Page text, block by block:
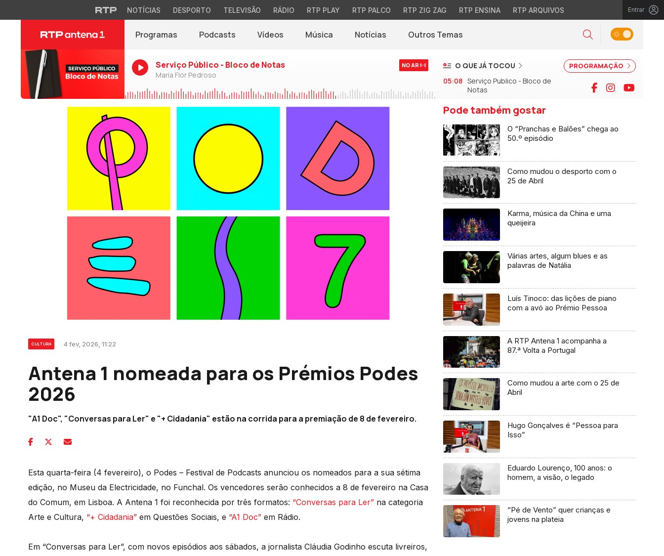
NOTÍCIAS DESPORTO TELEVISÃO RÁDIO RTP PLAY RTP PALCO RTP ZIG ZAG RTP ENSINA RTP ARQUIVOS Entrar
Programas Podcasts Vídeos Música Notícias(abre em nova janela)
Outros Temas Pesquisar
Alternar tema
Serviço Público - Bloco de Notas
Maria Flor Pedroso
NO AR PROGRAMAÇÃO
O QUE JÁ TOCOU
05:08 Serviço Publico - Bloco de
Notas
Facebook
Instagram
CULTURA 4 fev, 2026, 11:22
Antena 1 nomeada para os Prémios Podes
2026
"A1 Doc", "Conversas para Ler" e "+ Cidadania" estão na corrida para a premiação de 8 de fevereiro.
Esta quarta-feira (4 fevereiro), o Podes – Festival de Podcasts anunciou os nomeados para a sua sétima
edição, no Museu da Electricidade, no Funchal. Os vencedores serão conhecidos a 8 de fevereiro na Casa
do Comum, em Lisboa. A Antena 1 foi reconhecida por três formatos: “Conversas para Ler” na categoria
Arte e Cultura, “+ Cidadania” em Questões Sociais, e “A1 Doc” em Rádio.
Em “Conversas para Ler”, com novos episódios aos sábados, a jornalista Cláudia Godinho escuta livreiros,
Pode também gostar
O “Pranchas e Balões” chega ao
50.º episódio
Como mudou o desporto com o
25 de Abril
Karma, música da China e uma
queijeira
Várias artes, algum blues e as
palavras de Natália
Luís Tinoco: das lições de piano
com a avó ao Prémio Pessoa
A RTP Antena 1 acompanha a
87.ª Volta a Portugal
Como mudou a arte com o 25 de
Abril
Hugo Gonçalves é “Pessoa para
Isso”
Eduardo Lourenço, 100 anos: o
homem, a visão, o legado
“Pé de Vento” quer crianças e
jovens na plateia